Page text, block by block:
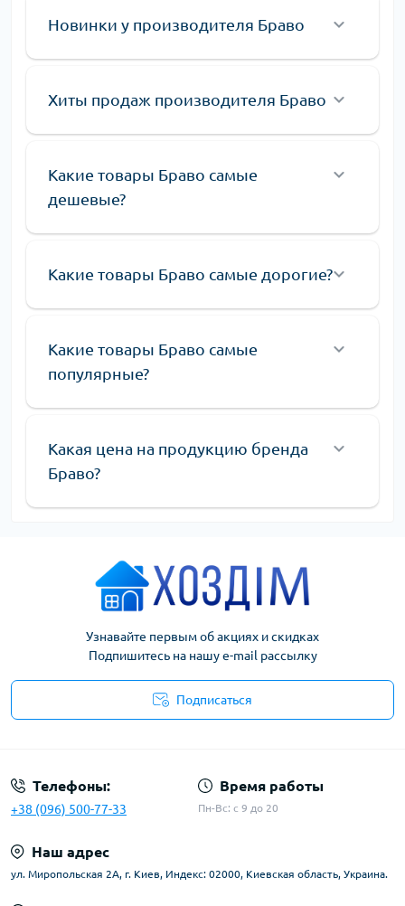
Новинки у производителя Браво
Хиты продаж производителя Браво
Какие товары Браво самые
дешевые?
Какие товары Браво самые дорогие?
Какие товары Браво самые
популярные?
Какая цена на продукцию бренда
Браво?
Узнавайте первым об акциях и скидках
Подпишитесь на нашу e-mail рассылку
Подписаться
Телефоны:
+38 (096) 500-77-33
Время работы
Пн-Вс: с 9 до 20
Наш адрес
ул. Миропольская 2А, г. Киев, Индекс: 02000, Киевская область, Украина.